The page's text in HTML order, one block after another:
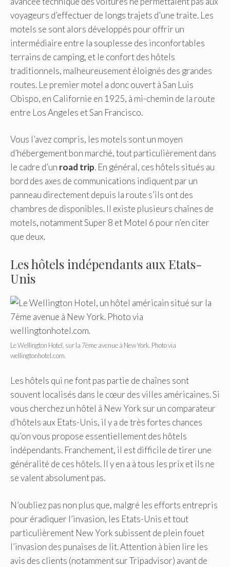
voyageurs d’effectuer de longs trajets d’une traite. Les
motels se sont alors développés pour offrir un
intermédiaire entre la souplesse des inconfortables
terrains de camping, et le confort des hôtels
traditionnels, malheureusement éloignés des grandes
routes. Le premier motel a donc ouvert à San Luis
Obispo, en Californie en 1925, à mi-chemin de la route
entre Los Angeles et San Francisco.
Vous l’avez compris, les motels sont un moyen
d’hébergement bon marché, tout particulièrement dans
le cadre d’un road trip. En général, ces hôtels situés au
bord des axes de communications indiquent par un
panneau directement depuis la route s’ils ont des
chambres de disponibles. Il existe plusieurs chaînes de
motels, notamment Super 8 et Motel 6 pour n’en citer
que deux.
Les hôtels indépendants aux Etats-
Unis
Le Wellington Hotel, sur la 7ème avenue à New York. Photo via
wellingtonhotel.com.
Les hôtels qui ne font pas partie de chaînes sont
souvent localisés dans le cœur des villes américaines. Si
vous cherchez un hôtel à New York sur un comparateur
d’hôtels aux Etats-Unis, il y a de très fortes chances
qu’on vous propose essentiellement des hôtels
indépendants. Franchement, il est difficile de tirer une
généralité de ces hôtels. Il y en a à tous les prix et ils ne
se valent absolument pas.
N’oubliez pas non plus que, malgré les efforts entrepris
pour éradiquer l’invasion, les Etats-Unis et tout
particulièrement New York subissent de plein fouet
l’invasion des punaises de lit. Attention à bien lire les
avis des clients (notamment sur Tripadvisor) avant de